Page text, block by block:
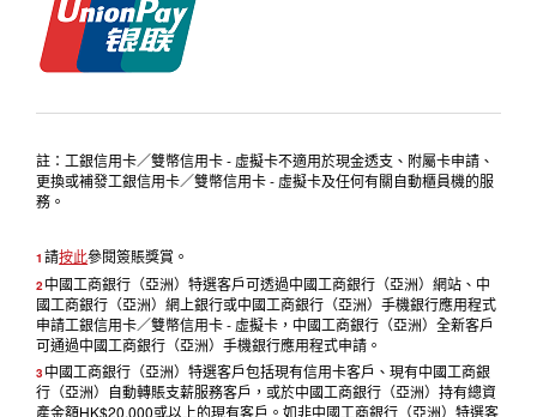
註：工銀信用卡／雙幣信用卡 - 虛擬卡不適用於現金透支、附屬卡申請、
更換或補發工銀信用卡／雙幣信用卡 - 虛擬卡及任何有關自動櫃員機的服
務。
1 請按此參閱簽賬獎賞。
2 中國工商銀行（亞洲）特選客戶可透過中國工商銀行（亞洲）網站、中
國工商銀行（亞洲）網上銀行或中國工商銀行（亞洲）手機銀行應用程式
申請工銀信用卡／雙幣信用卡 - 虛擬卡，中國工商銀行（亞洲）全新客戶
可通過中國工商銀行（亞洲）手機銀行應用程式申請。
3 中國工商銀行（亞洲）特選客戶包括現有信用卡客戶、現有中國工商銀
行（亞洲）自動轉賬支薪服務客戶，或於中國工商銀行（亞洲）持有總資
產金額HK$20,000或以上的現有客戶。如非中國工商銀行（亞洲）特選客